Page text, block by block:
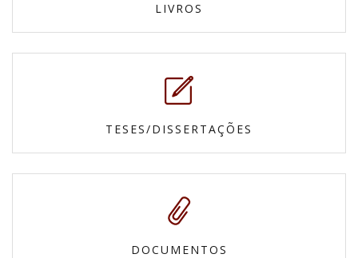
LIVROS
TESES/DISSERTAÇÕES
DOCUMENTOS